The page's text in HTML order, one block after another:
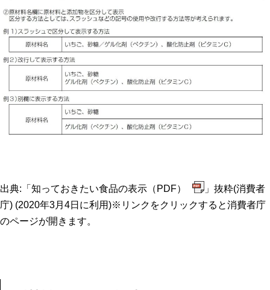
出典:「 知っておきたい食品の表示（PDF）
」抜粋(消費者
庁) (2020年3月4日に利用)※リンクをクリックすると消費者庁
のページが開きます。